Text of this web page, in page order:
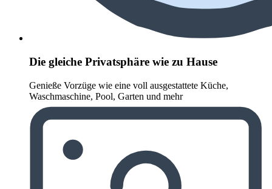
Die gleiche Privatsphäre wie zu Hause
Genieße Vorzüge wie eine voll ausgestattete Küche,
Waschmaschine, Pool, Garten und mehr